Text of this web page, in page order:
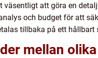
väsentligt att göra en
och budget för att
tillbaka på ett hållbart
mellan olika